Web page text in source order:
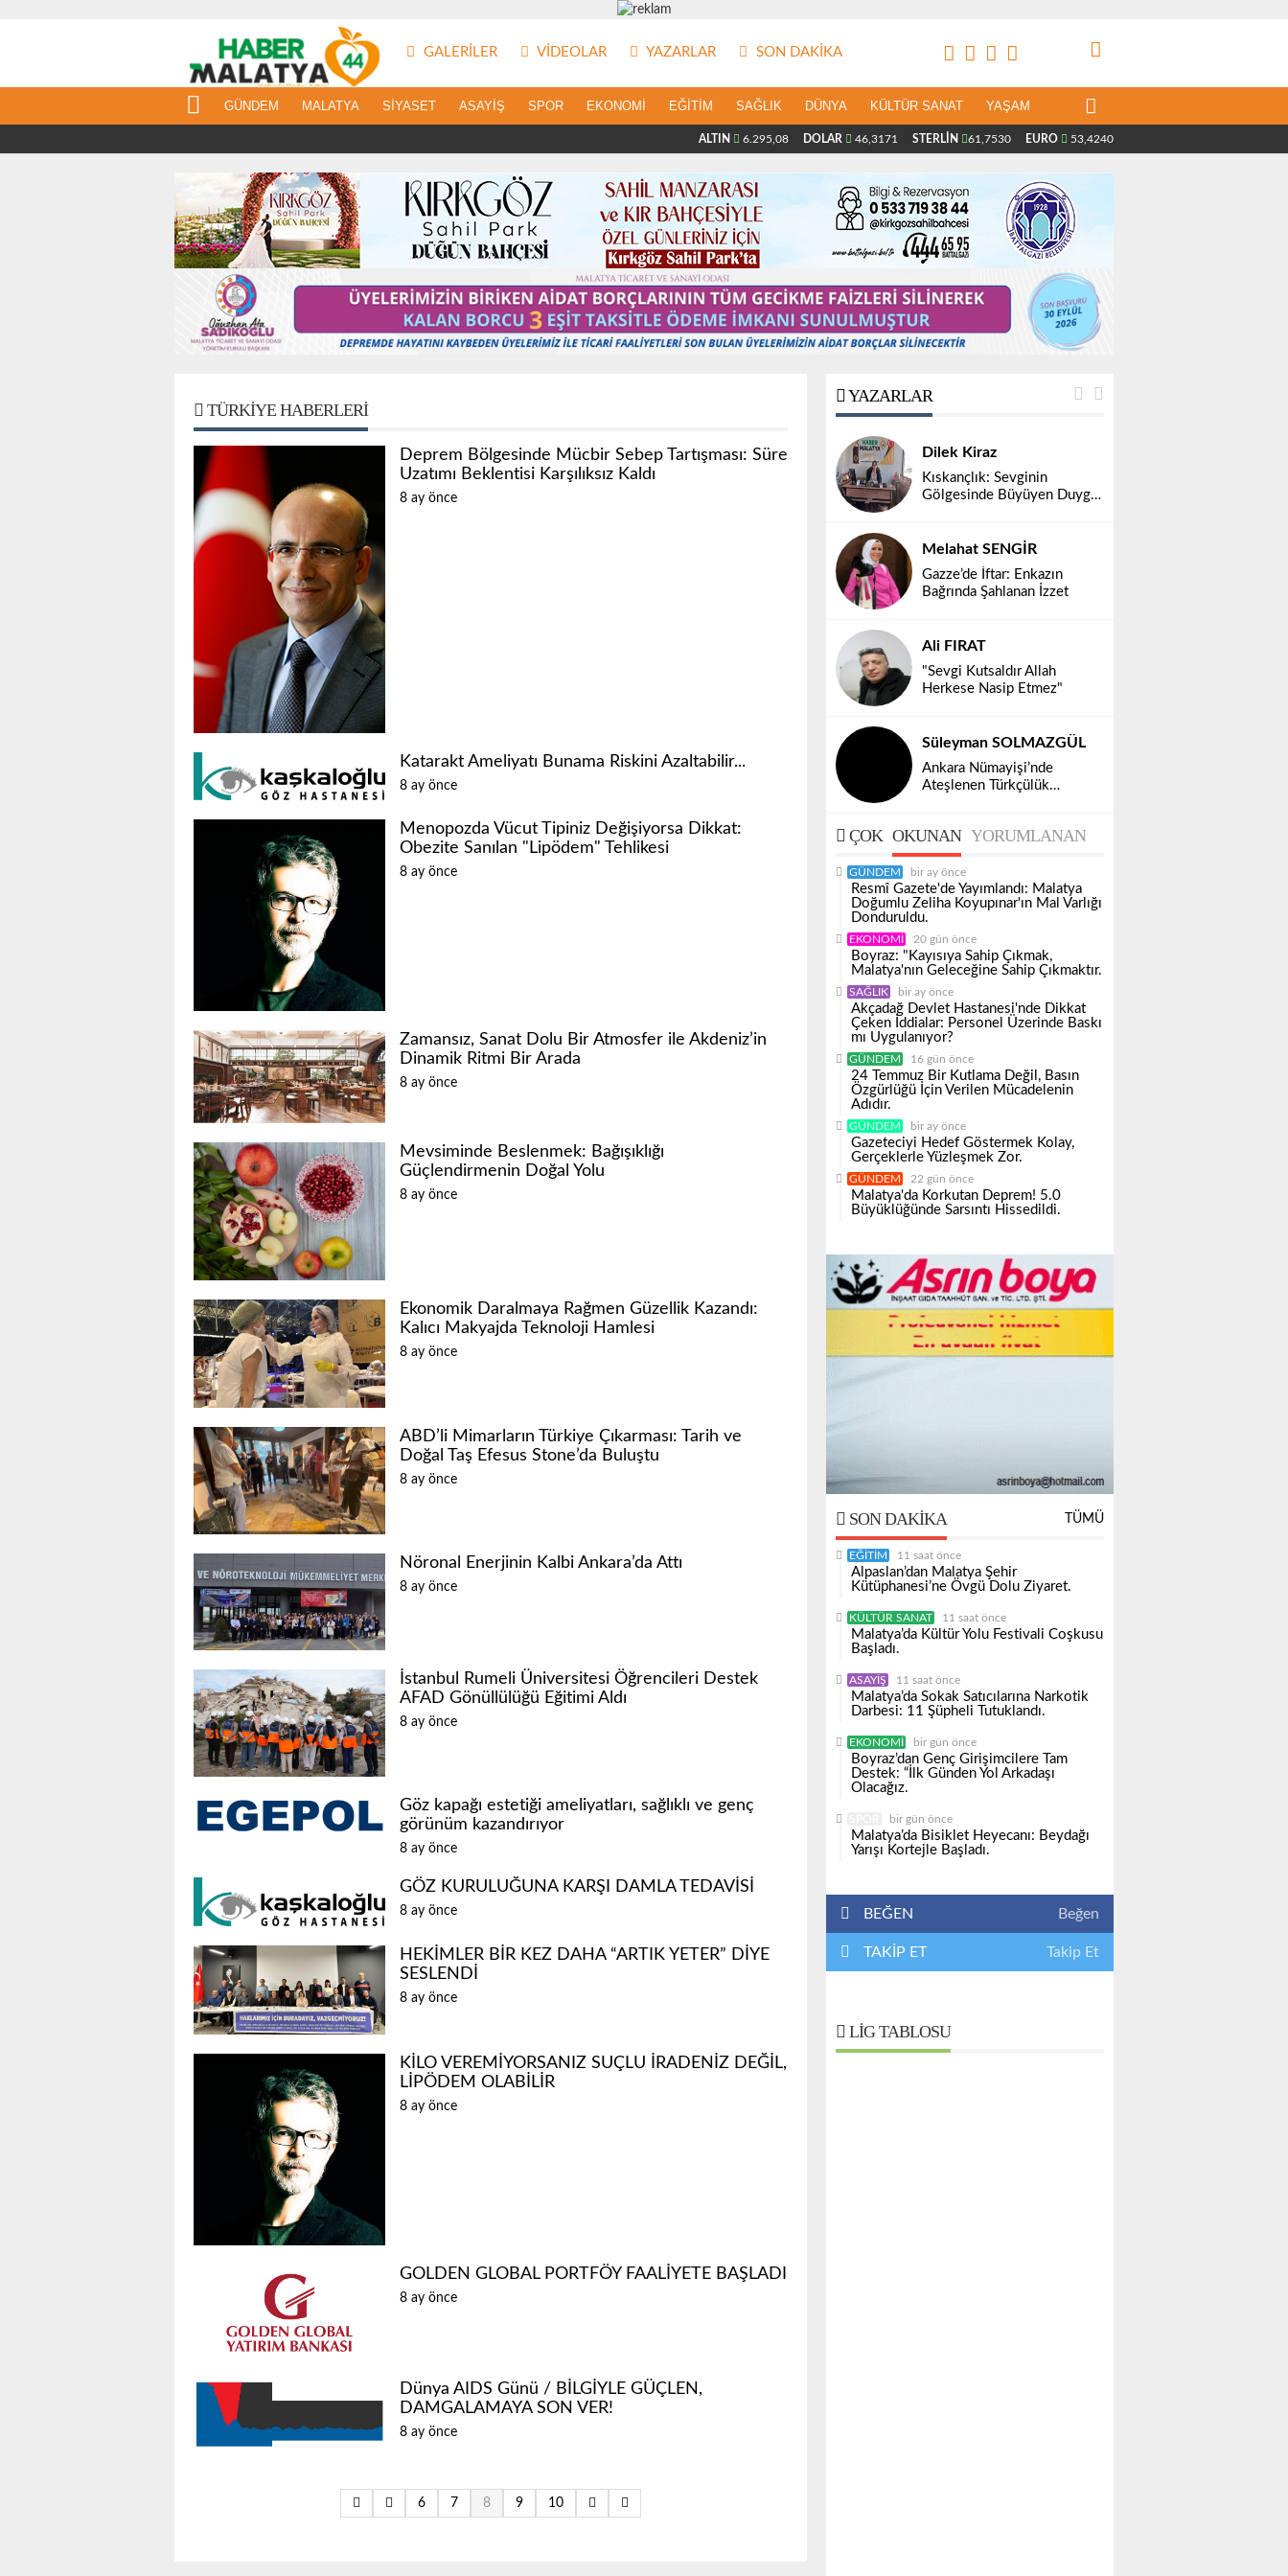
GALERILER VIDEOLAR YAZARLAR SON DAKIKA
GÜNDEM MALATYA SIYASET ASAYIŞ SPOR EKONOMI EĞITIM SAĞLIK DÜNYA KÜLTÜR SANAT YAŞAM
ALTIN 6.295,08 DOLAR 46,3171 STERLİN 61,7530 EURO 53,4240
TÜRKIYE HABERLERI
Deprem Bölgesinde Mücbir Sebep Tartışması: Süre
Uzatımı Beklentisi Karşılıksız Kaldı
8 ay önce
Katarakt Ameliyatı Bunama Riskini Azaltabilir...
8 ay önce
Menopozda Vücut Tipiniz Değişiyorsa Dikkat:
Obezite Sanılan "Lipödem" Tehlikesi
8 ay önce
Zamansız, Sanat Dolu Bir Atmosfer ile Akdeniz’in
Dinamik Ritmi Bir Arada
8 ay önce
Mevsiminde Beslenmek: Bağışıklığı
Güçlendirmenin Doğal Yolu
8 ay önce
Ekonomik Daralmaya Rağmen Güzellik Kazandı:
Kalıcı Makyajda Teknoloji Hamlesi
8 ay önce
ABD’li Mimarların Türkiye Çıkarması: Tarih ve
Doğal Taş Efesus Stone’da Buluştu
8 ay önce
Nöronal Enerjinin Kalbi Ankara’da Attı
8 ay önce
İstanbul Rumeli Üniversitesi Öğrencileri Destek
AFAD Gönüllülüğü Eğitimi Aldı
8 ay önce
Göz kapağı estetiği ameliyatları, sağlıklı ve genç
görünüm kazandırıyor
8 ay önce
GÖZ KURULUĞUNA KARŞI DAMLA TEDAVİSİ
8 ay önce
HEKİMLER BİR KEZ DAHA “ARTIK YETER” DİYE
SESLENDİ
8 ay önce
KİLO VEREMİYORSANIZ SUÇLU İRADENİZ DEĞİL,
LİPÖDEM OLABİLİR
8 ay önce
GOLDEN GLOBAL PORTFÖY FAALİYETE BAŞLADI
8 ay önce
Dünya AIDS Günü / BİLGİYLE GÜÇLEN,
DAMGALAMAYA SON VER!
8 ay önce
6 7 8 9 10
YAZARLAR
Dilek Kiraz
Kıskançlık: Sevginin
Gölgesinde Büyüyen Duygu,
Melahat SENGİR
Gazze’de İftar: Enkazın
Bağrında Şahlanan İzzet
Ali FIRAT
"Sevgi Kutsaldır Allah
Herkese Nasip Etmez"
Süleyman SOLMAZGÜL
Ankara Nümayişi’nde
Ateşlenen Türkçülük
ÇOK OKUNAN YORUMLANAN
GÜNDEM bir ay önce
Resmî Gazete'de Yayımlandı: Malatya
Doğumlu Zeliha Koyupınar'ın Mal Varlığı
Donduruldu.
EKONOMI 20 gün önce
Boyraz: "Kayısıya Sahip Çıkmak,
Malatya'nın Geleceğine Sahip Çıkmaktır.
SAĞLIK bir ay önce
Akçadağ Devlet Hastanesi'nde Dikkat
Çeken İddialar: Personel Üzerinde Baskı
mı Uygulanıyor?
GÜNDEM 16 gün önce
24 Temmuz Bir Kutlama Değil, Basın
Özgürlüğü İçin Verilen Mücadelenin
Adıdır.
GÜNDEM bir ay önce
Gazeteciyi Hedef Göstermek Kolay,
Gerçeklerle Yüzleşmek Zor.
GÜNDEM 22 gün önce
Malatya'da Korkutan Deprem! 5.0
Büyüklüğünde Sarsıntı Hissedildi.
SON DAKIKA TÜMÜ
EĞITIM 11 saat önce
Alpaslan’dan Malatya Şehir
Kütüphanesi’ne Övgü Dolu Ziyaret.
KÜLTÜR SANAT 11 saat önce
Malatya’da Kültür Yolu Festivali Coşkusu
Başladı.
ASAYIŞ 11 saat önce
Malatya’da Sokak Satıcılarına Narkotik
Darbesi: 11 Şüpheli Tutuklandı.
EKONOMI bir gün önce
Boyraz’dan Genç Girişimcilere Tam
Destek: “İlk Günden Yol Arkadaşı
Olacağız.
bir gün önce
Malatya’da Bisiklet Heyecanı: Beydağı
Yarışı Kortejle Başladı.
BEĞEN Beğen
TAKİP ET Takip Et
LIG TABLOSU